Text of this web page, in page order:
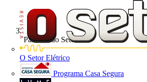
O Setor Elétrico
Programa Casa Segura
Parceiro do Setor